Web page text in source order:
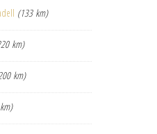
(133 km)
km)
km)